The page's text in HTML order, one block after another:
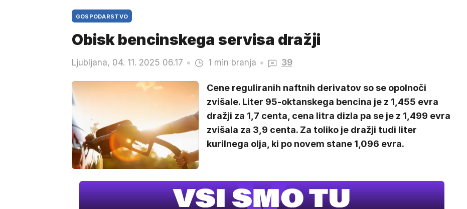
GOSPODARSTVO
Obisk bencinskega servisa dražji
Ljubljana, 04. 11. 2025 06.17 1 min branja 39
Cene reguliranih naftnih derivatov so se opolnoči
zvišale. Liter 95-oktanskega bencina je z 1,455 evra
dražji za 1,7 centa, cena litra dizla pa se je z 1,499 evra
zvišala za 3,9 centa. Za toliko je dražji tudi liter
kurilnega olja, ki po novem stane 1,096 evra.